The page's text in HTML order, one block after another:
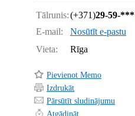
Tālrunis:(+371)29-59-***
E-mail:
Nosūtīt e-pastu
Vieta:
Rīga
Pievienot Memo
Izdrukāt
Pārsūtīt sludinājumu
Atgādināt